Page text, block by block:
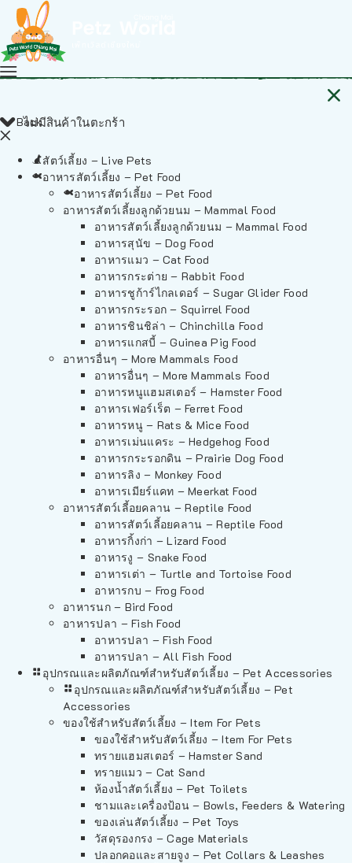
ไม่มีสินค้าในตะกร้า
Back
สัตว์เลี้ยง – Live Pets
อาหารสัตว์เลี้ยง – Pet Food
อาหารสัตว์เลี้ยง – Pet Food
อาหารสัตว์เลี้ยงลูกด้วยนม – Mammal Food
อาหารสัตว์เลี้ยงลูกด้วยนม – Mammal Food
อาหารสุนัข – Dog Food
อาหารแมว – Cat Food
อาหารกระต่าย – Rabbit Food
อาหารชูก้าร์ไกลเดอร์ – Sugar Glider Food
อาหารกระรอก – Squirrel Food
อาหารชินชิล่า – Chinchilla Food
อาหารแกสบี้ – Guinea Pig Food
อาหารอื่นๆ – More Mammals Food
อาหารอื่นๆ – More Mammals Food
อาหารหนูแฮมสเตอร์ – Hamster Food
อาหารเฟอร์เร็ต – Ferret Food
อาหารหนู – Rats & Mice Food
อาหารเม่นแคระ – Hedgehog Food
อาหารกระรอกดิน – Prairie Dog Food
อาหารลิง – Monkey Food
อาหารเมียร์แคท – Meerkat Food
อาหารสัตว์เลี้อยคลาน – Reptile Food
อาหารสัตว์เลี้อยคลาน – Reptile Food
อาหารกิ้งก่า – Lizard Food
อาหารงู – Snake Food
อาหารเต่า – Turtle and Tortoise Food
อาหารกบ – Frog Food
อาหารนก – Bird Food
อาหารปลา – Fish Food
อาหารปลา – Fish Food
อาหารปลา – All Fish Food
อุปกรณและผลิตภัณฑ์สำหรับสัตว์เลี้ยง – Pet Accessories
อุปกรณและผลิตภัณฑ์สำหรับสัตว์เลี้ยง – Pet
Accessories
ของใช้สำหรับสัตว์เลี้ยง – Item For Pets
ของใช้สำหรับสัตว์เลี้ยง – Item For Pets
ทรายแฮมสเตอร์ – Hamster Sand
ทรายแมว – Cat Sand
ห้องน้ำสัตว์เลี้ยง – Pet Toilets
ชามและเครื่องป้อน – Bowls, Feeders & Watering
ของเล่นสัตว์เลี้ยง – Pet Toys
วัสดุรองกรง – Cage Materials
ปลอกคอและสายจูง – Pet Collars & Leashes